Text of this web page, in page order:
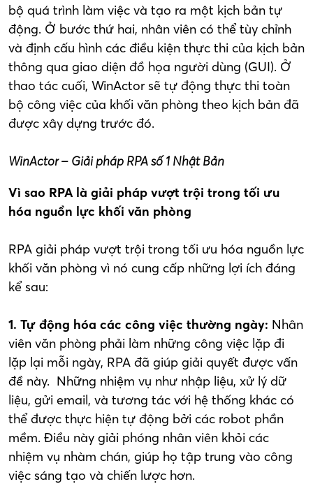
bộ quá trình làm việc và tạo ra một kịch bản tự
động. Ở bước thứ hai, nhân viên có thể tùy chỉnh
và định cấu hình các điều kiện thực thi của kịch bản
thông qua giao diện đồ họa người dùng (GUI). Ở
thao tác cuối, WinActor sẽ tự động thực thi toàn
bộ công việc của khối văn phòng theo kịch bản đã
được xây dựng trước đó.
WinActor – Giải pháp RPA số 1 Nhật Bản
Vì sao RPA là giải pháp vượt trội trong tối ưu
hóa nguồn lực khối văn phòng
RPA giải pháp vượt trội trong tối ưu hóa nguồn lực
khối văn phòng vì nó cung cấp những lợi ích đáng
kể sau:
1. Tự động hóa các công việc thường ngày: Nhân
viên văn phòng phải làm những công việc lặp đi
lặp lại mỗi ngày, RPA đã giúp giải quyết được vấn
đề này. Những nhiệm vụ như nhập liệu, xử lý dữ
liệu, gửi email, và tương tác với hệ thống khác có
thể được thực hiện tự động bởi các robot phần
mềm. Điều này giải phóng nhân viên khỏi các
nhiệm vụ nhàm chán, giúp họ tập trung vào công
việc sáng tạo và chiến lược hơn.